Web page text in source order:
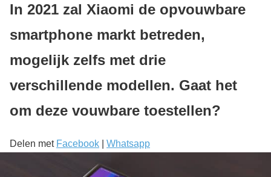
In 2021 zal Xiaomi de opvouwbare
smartphone markt betreden,
mogelijk zelfs met drie
verschillende modellen. Gaat het
om deze vouwbare toestellen?
Delen met Facebook Whatsapp